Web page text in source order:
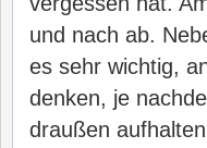
und nach ab.
es sehr wichtig,
denken, je
draußen